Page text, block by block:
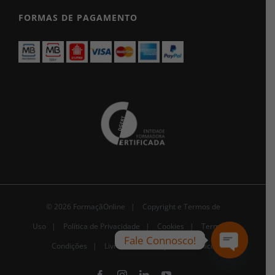
FORMAS DE PAGAMENTO
© 2026 FormaçãOnline |
Copyright e Termos de
Uso | Política de Privacidade | Cookies |
Termos e
Condições |
Livro de Reclamações Eletrónico
Fale Connosco!